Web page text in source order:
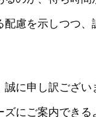
慮を示しつつ、
誠に申し訳ござ
にご案内できる